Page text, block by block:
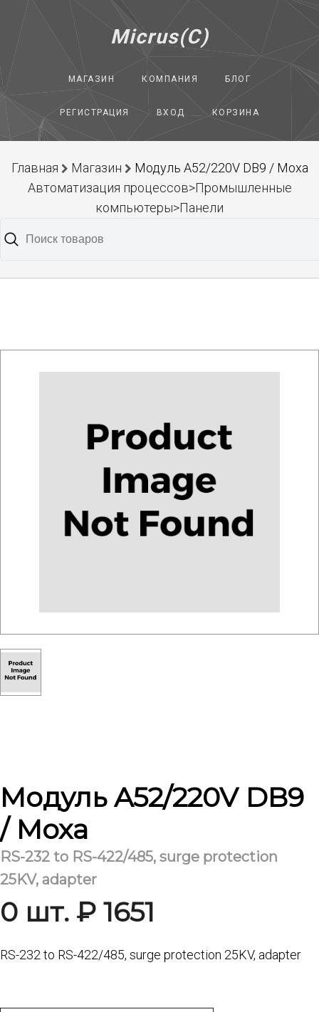
Micrus(C)
МАГАЗИН КОМПАНИЯ БЛОГ
РЕГИСТРАЦИЯ ВХОД КОРЗИНА
Главная Магазин
Модуль A52/220V DB9 / Moxa
Автоматизация процессов>Промышленные
компьютеры>Панели
Модуль A52/220V DB9
/ Moxa
RS-232 to RS-422/485, surge protection
25KV, adapter
0 шт. ₽ 1651
RS-232 to RS-422/485, surge protection 25KV, adapter